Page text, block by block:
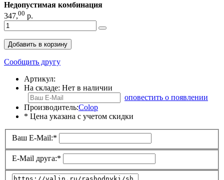
Недопустимая комбинация
347,00 р.
Добавить в корзину
Сообщить другу
Артикул:
На складе: Нет в наличии
оповестить о появлении
Производитель:Colop
* Цена указана с учетом скидки
Ваш E-Mail:*
E-Mail друга:*